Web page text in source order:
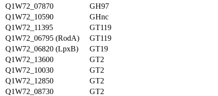
Q1W72_07870
GH97
Q1W72_10590
GHnc
Q1W72_11395
GT119
Q1W72_06795 (RodA)
GT119
Q1W72_06820 (LpxB)
GT19
Q1W72_13600
GT2
Q1W72_10030
GT2
Q1W72_12850
GT2
Q1W72_08730
GT2